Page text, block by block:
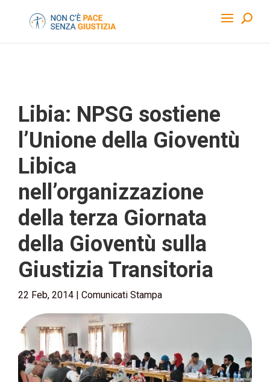
Libia: NPSG sostiene
l’Unione della Gioventù
Libica
nell’organizzazione
della terza Giornata
della Gioventù sulla
Giustizia Transitoria
22 Feb, 2014 | Comunicati Stampa